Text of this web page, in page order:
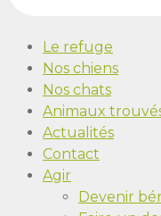
Le refuge
Nos chiens
Nos chats
Animaux
Actualités
Contact
Agir
Devenir